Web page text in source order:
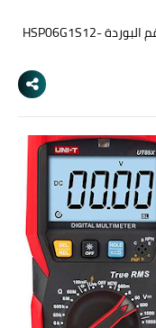
تحميل فلاشه SPIDER MODY 265 HD MINI رقم البوردة HSP06G1S12-